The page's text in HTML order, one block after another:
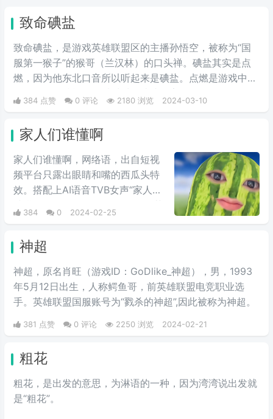
致命碘盐
致命碘盐，是游戏英雄联盟区的主播孙悟空，被称为“国
服第一猴子”的猴哥（兰汉林）的口头禅。碘盐其实是点
燃，因为他东北口音所以听起来是碘盐。点燃是游戏中的
一个召唤师技能，可以对对面造成伤害。
384 点赞 0 评论 2180 浏览 2024-03-10
家人们谁懂啊
家人们谁懂啊，网络语，出自短视
频平台只露出眼睛和嘴的西瓜头特
效。搭配上AI语音TVB女声“家人们
谁懂啊”的开场白，一股浓浓的绿茶
味儿。这个梗常常用来表达一种寻
到亲切和温暖。后来，伴随特效的
走红引来了一批网友的翻拍，还被
一些恶意引流的博主进行了二创，
现在主要在发布一些难以启齿的事
白。
384 0 2024-02-25
神超
神超，原名肖旺（游戏ID：GoDlike_神超），男，1993
年5月12日出生，人称鳄鱼哥，前英雄联盟电竞职业选
手。英雄联盟国服账号为“戮杀的神超”,因此被称为神超。
381 点赞 0 评论 2250 浏览 2024-02-21
粗花
粗花，是出发的意思，为淋语的一种，因为湾湾说出发就
是“粗花”。